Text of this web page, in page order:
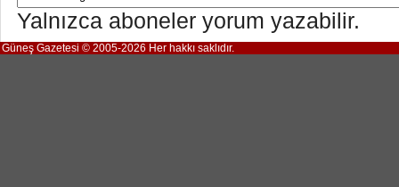
Yalnızca aboneler yorum yazabilir.
Güneş Gazetesi © 2005-2026 Her hakkı saklıdır.